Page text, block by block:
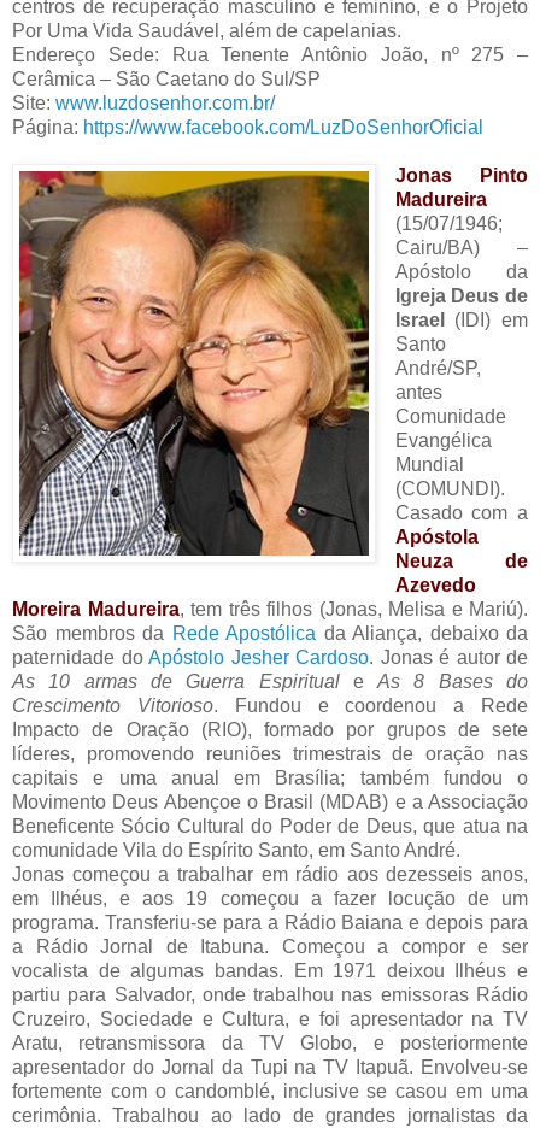
centros de recuperação masculino e feminino, e o Projeto
Por Uma Vida Saudável, além de capelanias.
Endereço Sede: Rua Tenente Antônio João, nº 275 –
Cerâmica – São Caetano do Sul/SP
Site: www.luzdosenhor.com.br/
Página: https://www.facebook.com/LuzDoSenhorOficial
Jonas Pinto
Madureira
(15/07/1946;
Cairu/BA) –
Apóstolo da
Igreja Deus de
Israel
(IDI) em
Santo
André/SP,
antes
Comunidade
Evangélica
Mundial
(COMUNDI).
Casado com a
Apóstola
Neuza de
Azevedo
Moreira Madureira, tem três filhos (Jonas, Melisa e Mariú).
São membros da Rede Apostólica da Aliança, debaixo da
paternidade do Apóstolo Jesher Cardoso. Jonas é autor de
As 10 armas de Guerra EspiritualeAs 8 Bases do
Crescimento Vitorioso. Fundou e coordenou a Rede
Impacto de Oração (RIO), formado por grupos de sete
líderes, promovendo reuniões trimestrais de oração nas
capitais e uma anual em Brasília; também fundou o
Movimento Deus Abençoe o Brasil (MDAB) e a Associação
Beneficente Sócio Cultural do Poder de Deus, que atua na
comunidade Vila do Espírito Santo, em Santo André.
Jonas começou a trabalhar em rádio aos dezesseis anos,
em Ilhéus, e aos 19 começou a fazer locução de um
programa. Transferiu-se para a Rádio Baiana e depois para
a Rádio Jornal de Itabuna. Começou a compor e ser
vocalista de algumas bandas. Em 1971 deixou Ilhéus e
partiu para Salvador, onde trabalhou nas emissoras Rádio
Cruzeiro, Sociedade e Cultura, e foi apresentador na TV
Aratu, retransmissora da TV Globo, e posteriormente
apresentador do Jornal da Tupi na TV Itapuã. Envolveu-se
fortemente com o candomblé, inclusive se casou em uma
cerimônia. Trabalhou ao lado de grandes jornalistas da